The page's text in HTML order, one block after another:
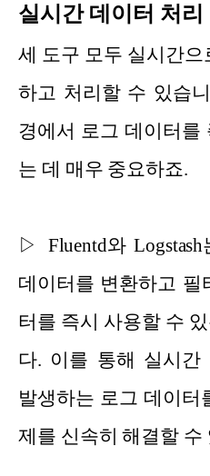
실시간 데이터 처리
세 도구 모두 실시간
하고 처리할 수 있습
경에서 로그 데이터를
는 데 매우 중요하죠.
▷ Fluentd와
데이터를 변환하고 필
터를 즉시 사용할 수
다. 이를 통해 실시간
발생하는 로그 데이터
제를 신속히 해결할 수